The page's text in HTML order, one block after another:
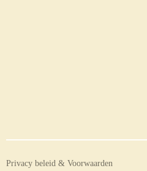
Privacy beleid & Voorwaarden